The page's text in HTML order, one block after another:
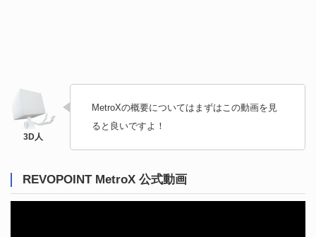
MetroXの概要についてはまずはこの動画を見
ると良いですよ！
REVOPOINT MetroX 公式動画